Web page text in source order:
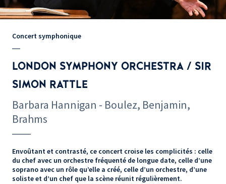
Concert symphonique
LONDON SYMPHONY ORCHESTRA / SIR
SIMON RATTLE
Barbara Hannigan - Boulez, Benjamin,
Brahms
Envoûtant et contrasté, ce concert croise les complicités : celle
du chef avec un orchestre fréquenté de longue date, celle d’une
soprano avec un rôle qu’elle a créé, celle d’un orchestre, d’une
soliste et d’un chef que la scène réunit régulièrement.